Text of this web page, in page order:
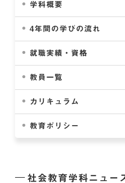
学科概要
4年間の学びの流れ
就職実績・資格
教員一覧
カリキュラム
教育ポリシー
社会教育学科ニュー